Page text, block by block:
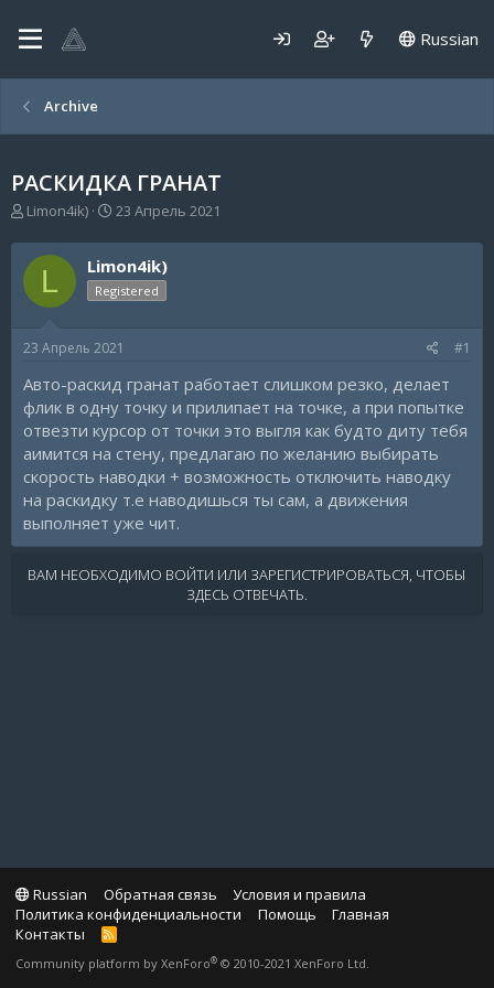
Russian
Archive
РАСКИДКА ГРАНАТ
А
т
о
р
м
Limon4ik)
Д
т
а
н
а
а
23 Апрель 2021
L Limon4ik)
Registered
23 Апрель 2021 #1
Авто-раскид гранат работает слишком резко, делает
флик в одну точку и прилипает на точке, а при попытке
отвезти курсор от точки это выгля как будто диту тебя
аимится на стену, предлагаю по желанию выбирать
скорость наводки + возможность отключить наводку
на раскидку т.е наводишься ты сам, а движения
выполняет уже чит.
ВАМ НЕОБХОДИМО ВОЙТИ ИЛИ ЗАРЕГИСТРИРОВАТЬСЯ, ЧТОБЫ
ЗДЕСЬ ОТВЕЧАТЬ.
Russian Обратная связь
Условия и правила
Политика конфиденциальности
Помощь
Главная
Контакты
R
S
Community platform by XenForo® © 2010-2021 XenForo Ltd.